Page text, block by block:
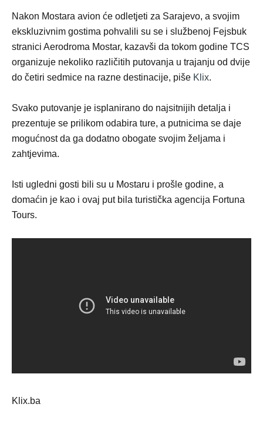
Nakon Mostara avion će odletjeti za Sarajevo, a svojim
ekskluzivnim gostima pohvalili su se i službenoj Fejsbuk
stranici Aerodroma Mostar, kazavši da tokom godine TCS
organizuje nekoliko različitih putovanja u trajanju od dvije
do četiri sedmice na razne destinacije, piše Klix.
Svako putovanje je isplanirano do najsitnijih detalja i
prezentuje se prilikom odabira ture, a putnicima se daje
mogućnost da ga dodatno obogate svojim željama i
zahtjevima.
Isti ugledni gosti bili su u Mostaru i prošle godine, a
domaćin je kao i ovaj put bila turistička agencija Fortuna
Tours.
Klix.ba